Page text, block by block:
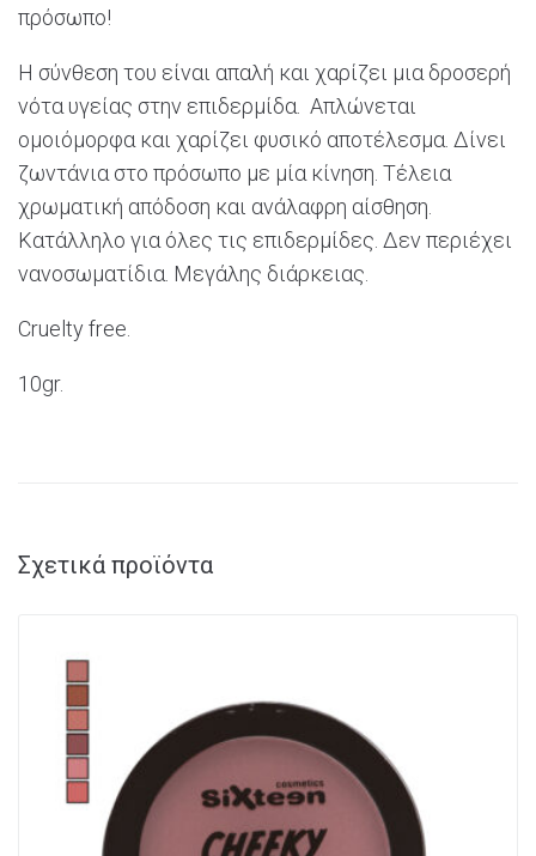
πρόσωπο!
Η σύνθεση του είναι απαλή και χαρίζει μια δροσερή
νότα υγείας στην επιδερμίδα. Απλώνεται
ομοιόμορφα και χαρίζει φυσικό αποτέλεσμα. Δίνει
ζωντάνια στο πρόσωπο με μία κίνηση. Τέλεια
χρωματική απόδοση και ανάλαφρη αίσθηση.
Κατάλληλο για όλες τις επιδερμίδες. Δεν περιέχει
νανοσωματίδια. Μεγάλης διάρκειας.
Crueltyfree.
10gr.
Σχετικά προϊόντα